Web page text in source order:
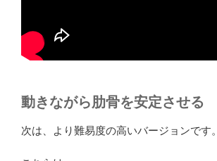
動きながら肋骨を安定させる
次は、より難易度の高いバージョンです。